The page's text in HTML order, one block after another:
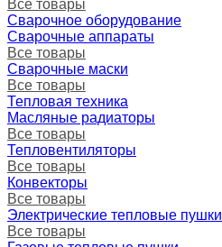
Все товары
Сварочное оборудование
Сварочные аппараты
Все товары
Сварочные маски
Все товары
Тепловая техника
Масляные радиаторы
Все товары
Тепловентиляторы
Все товары
Конвекторы
Все товары
Электрические тепловые пушки
Все товары